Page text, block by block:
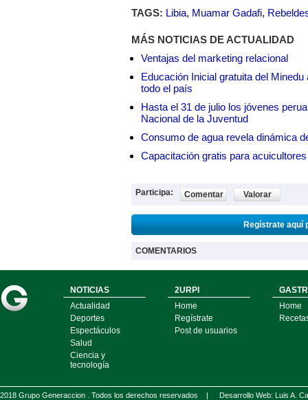
TAGS: Libia, Muamar Gadafi,
MÁS NOTICIAS DE ACTUALIDAD
Ventajas del marketing relacional
Educación Inicial gratuita del
todo el país
Hasta el 31 de julio los jóvenes
Nacional de la Juventud
Consumo de agua revela dinámica
Capacitación gratis para
Participa: Comentar Valorar
Regístrate aquí
COMENTARIOS
NOTICIAS
Actualidad
Deportes
Espectáculos
Salud
Ciencia y
tecnología
2URPI
Home
Regístrate
Post de usuarios
Home
2018 Grupo Generaccion . Todos los derechos reservados | Desarrollo Web: Luis